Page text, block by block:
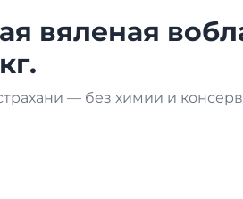
вяленая
— без химии и